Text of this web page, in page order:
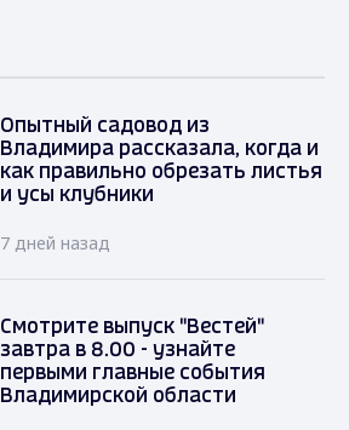
Опытный садовод из
Владимира рассказала, когда и
как правильно обрезать листья
и усы клубники
7 дней назад
Смотрите выпуск "Вестей"
завтра в 8.00 - узнайте
первыми главные события
Владимирской области